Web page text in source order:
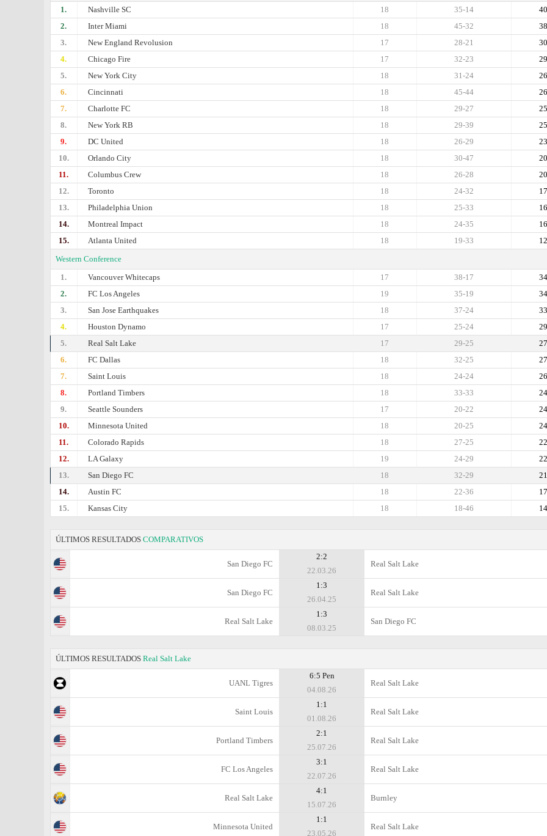
1.
Nashville SC 40
35-14
18
2.
Inter Miami 38
45-32
18
3.
New England Revolusion 30
28-21
17
4.
Chicago Fire 29
32-23
17
5.
New York City 26
31-24
18
6.
Cincinnati 26
45-44
18
7.
Charlotte FC 25
29-27
18
8.
New York RB 25
29-39
18
9.
DC United 23
26-29
18
10.
Orlando City 20
30-47
18
11.
Columbus Crew 20
26-28
18
12.
Toronto 17
24-32
18
13.
Philadelphia Union 16
25-33
18
14.
Montreal Impact 16
24-35
18
15.
Atlanta United 12
19-33
18
Western Conference
1.
Vancouver Whitecaps 34
38-17
17
2.
FC Los Angeles 34
35-19
19
3.
San Jose Earthquakes 33
37-24
18
4.
Houston Dynamo 29
25-24
17
5.
Real Salt Lake 27
29-25
17
6.
FC Dallas 27
32-25
18
7.
Saint Louis 26
24-24
18
8.
Portland Timbers 24
33-33
18
9.
Seattle Sounders 24
20-22
17
10.
Minnesota United 24
20-25
18
11.
Colorado Rapids 22
27-25
18
12.
LA Galaxy 22
24-29
19
13.
San Diego FC 21
32-29
18
14.
Austin FC 17
22-36
18
15.
Kansas City 14
18-46
18
ÚLTIMOS RESULTADOS COMPARATIVOS
San Diego FC
2:2
22.03.26
Real Salt Lake
San Diego FC
1:3
26.04.25
Real Salt Lake
Real Salt Lake
1:3
08.03.25
San Diego FC
ÚLTIMOS RESULTADOS Real Salt Lake
UANL Tigres
6:5 Pen
04.08.26
Real Salt Lake
Saint Louis
1:1
01.08.26
Real Salt Lake
Portland Timbers
2:1
25.07.26
Real Salt Lake
FC Los Angeles
3:1
22.07.26
Real Salt Lake
Real Salt Lake
4:1
15.07.26
Burnley
Minnesota United
1:1
23.05.26
Real Salt Lake